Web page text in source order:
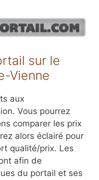
sur le
Vienne
aux
Vous pourrez
comparer les prix
alors éclairé pour
qualité/prix. Les
afin de
du portail et ses